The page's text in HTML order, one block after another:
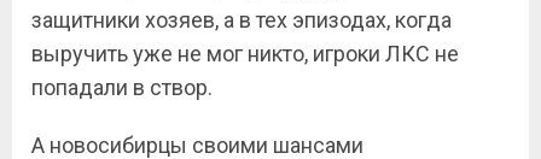
защитники хозяев, а в тех эпизодах, когда
выручить уже не мог никто, игроки ЛКС не
попадали в створ.
А новосибирцы своими шансами